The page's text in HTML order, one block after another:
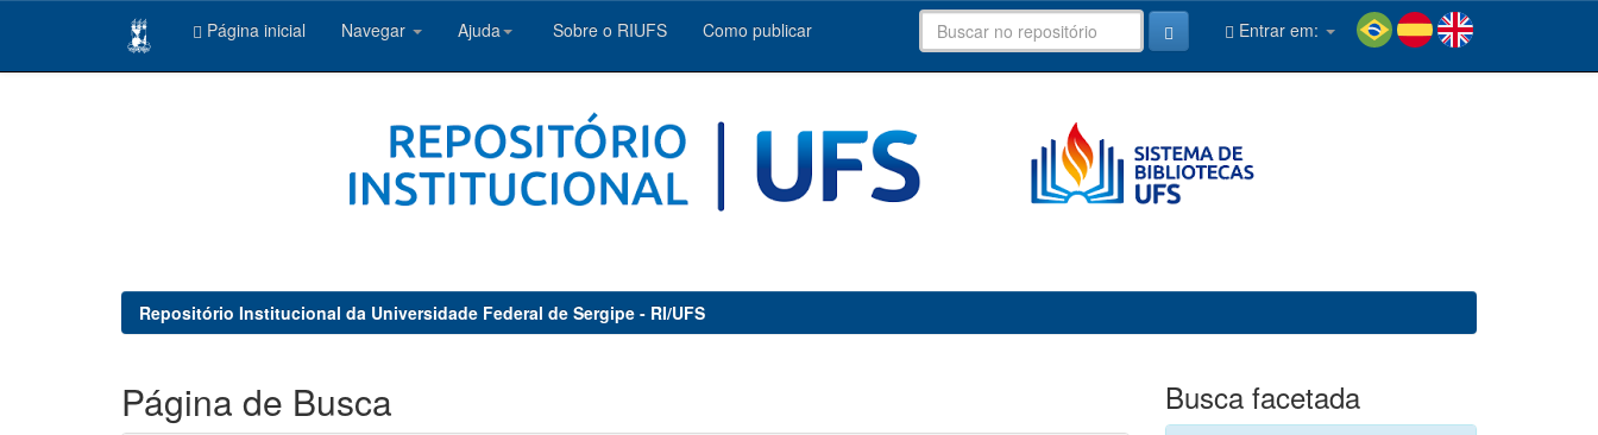
Página inicial Navegar Ajuda Sobre o RIUFS Como publicar Entrar em:
Repositório Institucional da Universidade Federal de Sergipe - RI/UFS
Página de Busca Busca facetada